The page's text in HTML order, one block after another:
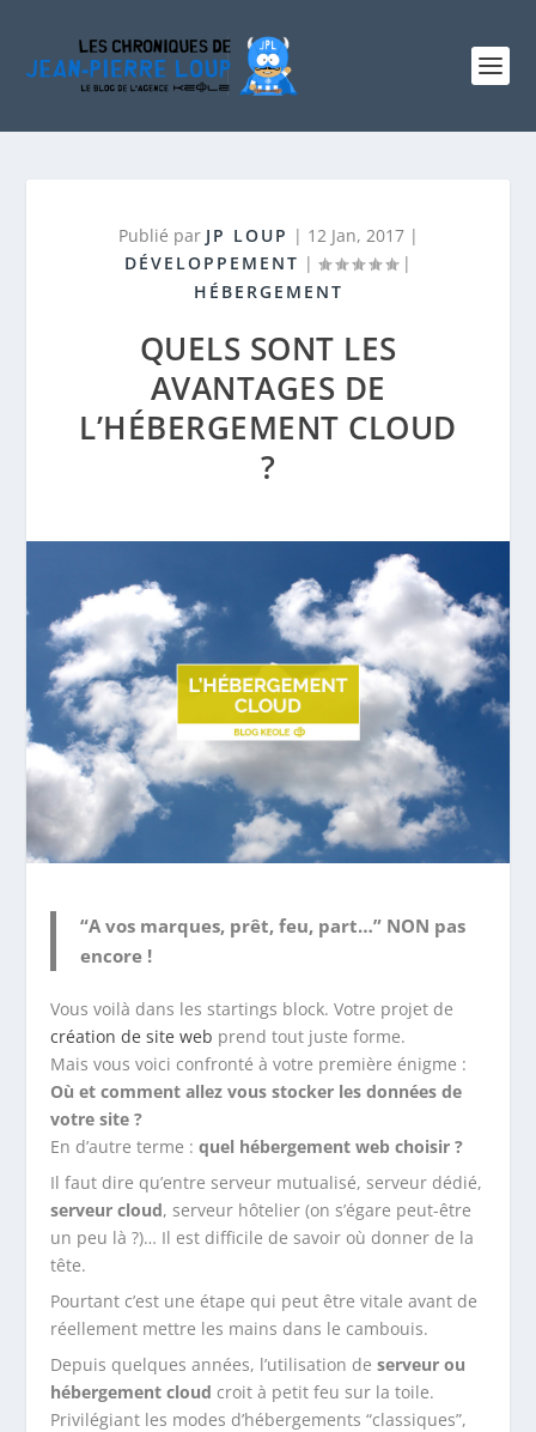
Publié par JP LOUP | 12 Jan, 2017|
DÉVELOPPEMENT |
|
HÉBERGEMENT
QUELS SONT LES
AVANTAGES DE
L’HÉBERGEMENT CLOUD
?
“A vos marques, prêt, feu, part…” NON pas
encore !
Vous voilà dans les startings block. Votre projet de
création de site web prend tout juste forme.
Mais vous voici confronté à votre première énigme :
Où et comment allez vous stocker les données de
votre site ?
En d’autre terme :quel hébergement web choisir ?
Il faut dire qu’entre serveur mutualisé, serveur dédié,
serveur cloud, serveur hôtelier (on s’égare peut-être
un peu là ?)… Il est difficile de savoir où donner de la
tête.
Pourtant c’est une étape qui peut être vitale avant de
réellement mettre les mains dans le cambouis.
Depuis quelques années, l’utilisation deserveur ou
hébergement cloud croit à petit feu sur la toile.
Privilégiant les modes d’hébergements “classiques”,